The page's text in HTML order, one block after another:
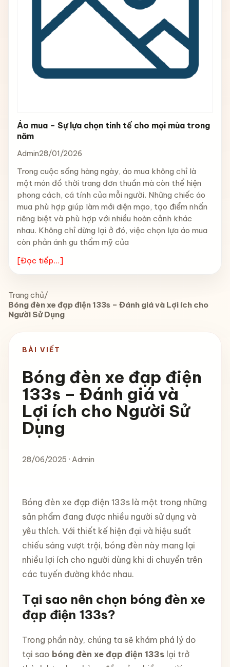
Áo mua – Sự lựa chọn tinh tế cho mọi mùa trong
năm
Admin28/01/2026
Trong cuộc sống hàng ngày, áo mua không chỉ là
một món đồ thời trang đơn thuần mà còn thể hiện
phong cách, cá tính của mỗi người. Những chiếc áo
mua phù hợp giúp làm mới diện mạo, tạo điểm nhấn
riêng biệt và phù hợp với nhiều hoàn cảnh khác
nhau. Không chỉ dừng lại ở đó, việc chọn lựa áo mua
còn phản ánh gu thẩm mỹ của
[Đọc tiếp...]
Trang chủ/
Bóng đèn xe đạp điện 133s – Đánh giá và Lợi ích cho
Người Sử Dụng
BÀI VIẾT
Bóng đèn xe đạp điện
133s – Đánh giá và
Lợi ích cho Người Sử
Dụng
28/06/2025 · Admin
Bóng đèn xe đạp điện 133s là một trong những
sản phẩm đang được nhiều người sử dụng và
yêu thích. Với thiết kế hiện đại và hiệu suất
chiếu sáng vượt trội, bóng đèn này mang lại
nhiều lợi ích cho người dùng khi di chuyển trên
các tuyến đường khác nhau.
Tại sao nên chọn bóng đèn xe
đạp điện 133s?
Trong phần này, chúng ta sẽ khám phá lý do
tại sao bóng đèn xe đạp điện 133slại trở